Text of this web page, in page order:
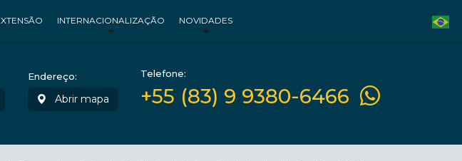
INTERNACIONALIZAÇÃO NOVIDADES
Endereço:
Abrir mapa
Telefone:
+55 (83) 9 9380-6466